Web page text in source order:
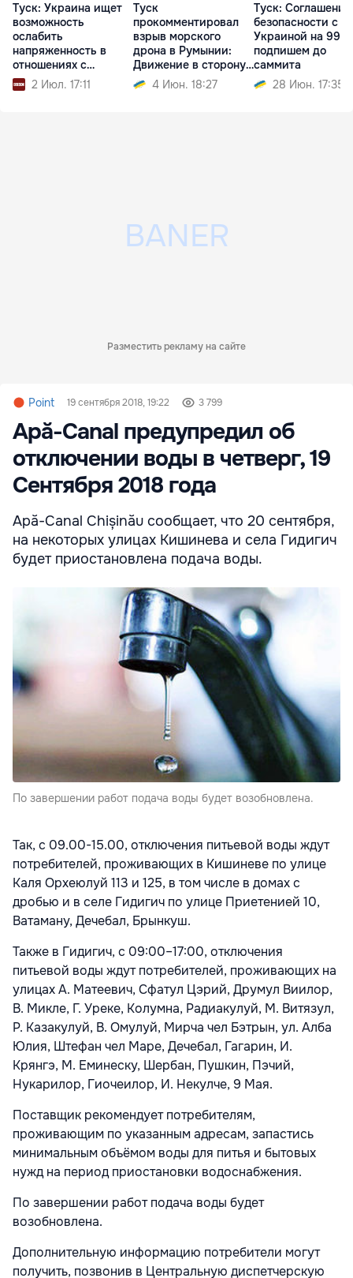
Туск: Украина ищет
возможность
ослабить
напряженность в
отношениях с
Польшей
2 Июл. 17:11
Туск
прокомментировал
взрыв морского
дрона в Румынии:
Движение в сторону
эскалации
4 Июн. 18:27
Туск:
безопасности с
Украиной на 99%
подпишем до
саммита
28 Июн. 17:35
Разместить рекламу на сайте
Point 19 сентября 2018, 19:22 3 799
Apă-Canal предупредил об
отключении воды в четверг, 19
Сентября 2018 года
Apă-Canal Chișinău сообщает, что 20 сентября,
на некоторых улицах Кишинева и села Гидигич
будет приостановлена подача воды.
По завершении работ подача воды будет возобновлена.
Так, с 09.00-15.00, отключения питьевой воды ждут
потребителей, проживающих в Кишиневе по улице
Каля Орхеюлуй 113 и 125, в том числе в домах с
дробью и в селе Гидигич по улице Приетенией 10,
Ватаману, Дечебал, Брынкуш.
Также в Гидигич, с 09:00–17:00, отключения
питьевой воды ждут потребителей, проживающих на
улицах А. Матеевич, Сфатул Цэрий, Друмул Виилор,
В. Микле, Г. Уреке, Колумна, Радиакулуй, М. Витязул,
Р. Казакулуй, В. Омулуй, Мирча чел Бэтрын, ул. Алба
Юлия, Штефан чел Маре, Дечебал, Гагарин, И.
Крянгэ, М. Еминеску, Шербан, Пушкин, Пэчий,
Нукарилор, Гиочеилор, И. Некулче, 9 Мая.
Поставщик рекомендует потребителям,
проживающим по указанным адресам, запастись
минимальным объёмом воды для питья и бытовых
нужд на период приостановки водоснабжения.
По завершении работ подача воды будет
возобновлена.
Дополнительную информацию потребители могут
получить, позвонив в Центральную диспетчерскую